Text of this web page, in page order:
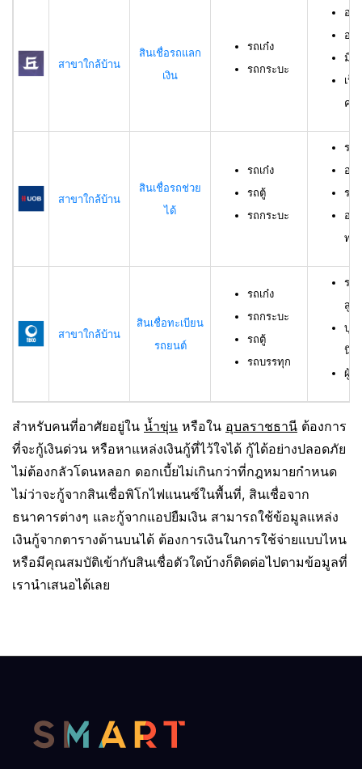
สาขาใกล้บ้าน
สินเชื่อรถแลก
เงิน
รถเก๋ง
รถกระบะ
อา
อา
มีร
เป็
คร
สาขาใกล้บ้าน
สินเชื่อรถช่วย
ได้
รถเก๋ง
รถตู้
รถกระบะ
รถ
อา
รา
อา
ทด
สาขาใกล้บ้าน
สินเชื่อทะเบียน
รถยนต์
รถเก๋ง
รถกระบะ
รถตู้
รถบรรทุก
รถ
สูง
บุค
นิติ
ผู้กู้
สำหรับคนที่อาศัยอยู่ใน น้ำขุ่น หรือใน อุบลราชธานี ต้องการ
ที่จะกู้เงินด่วน หรือหาแหล่งเงินกู้ที่ไว้ใจได้ กู้ได้อย่างปลอดภัย
ไม่ต้องกลัวโดนหลอก ดอกเบี้ยไม่เกินกว่าที่กฎหมายกำหนด
ไม่ว่าจะกู้จากสินเชื่อพิโกไฟแนนซ์ในพื้นที่, สินเชื่อจาก
ธนาคารต่างๆ และกู้จากแอปยืมเงิน สามารถใช้ข้อมูลแหล่ง
เงินกู้จากตารางด้านบนได้ ต้องการเงินในการใช้จ่ายแบบไหน
หรือมีคุณสมบัติเข้ากับสินเชื่อตัวใดบ้างก็ติดต่อไปตามข้อมูลที่
เรานำเสนอได้เลย